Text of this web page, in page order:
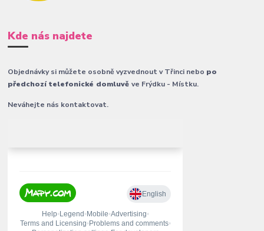
Kde nás najdete
Objednávky si můžete osobně vyzvednout v Třinci nebo po
předchozí telefonické domluvěve Frýdku - Místku.
Neváhejte nás kontaktovat.